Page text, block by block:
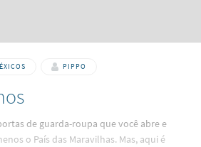
PIPPO
de guarda-roupa que você abre e
o País das Maravilhas. Mas, aqui é